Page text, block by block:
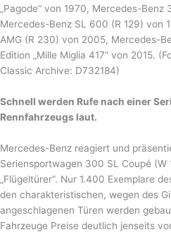
„Pagode“ von 1970, Mercedes-Benz
Mercedes-Benz SL 600 (R 129) von
AMG (R 230) von 2005, Mercedes-
Edition „Mille Miglia 417“ von 2015.
Classic Archive: D732184)
Schnell werden Rufe nach einer
Rennfahrzeugs laut.
Mercedes-Benz reagiert und
Seriensportwagen 300 SL Coupé (W
„Flügeltürer“. Nur 1.400 Exemplare
den charakteristischen, wegen des
angeschlagenen Türen werden
Fahrzeuge Preise deutlich jenseits